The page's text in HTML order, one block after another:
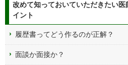
改めて知っておいていただきたい
イント
履歴書ってどう作るのが正解？
面談か面接か？